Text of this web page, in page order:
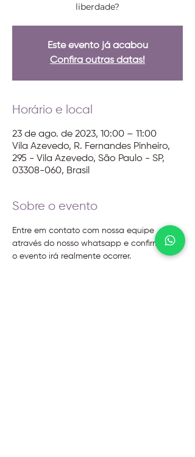
liberdade?
Este evento já acabou
Confira outras datas!
Horário e local
23 de ago. de 2023, 10:00 – 11:00
Vila Azevedo, R. Fernandes Pinheiro,
295 - Vila Azevedo, São Paulo - SP,
03308-060, Brasil
Sobre o evento
Entre em contato com nossa equipe
através do nosso whatsapp e confirme se
o evento irá realmente ocorrer.